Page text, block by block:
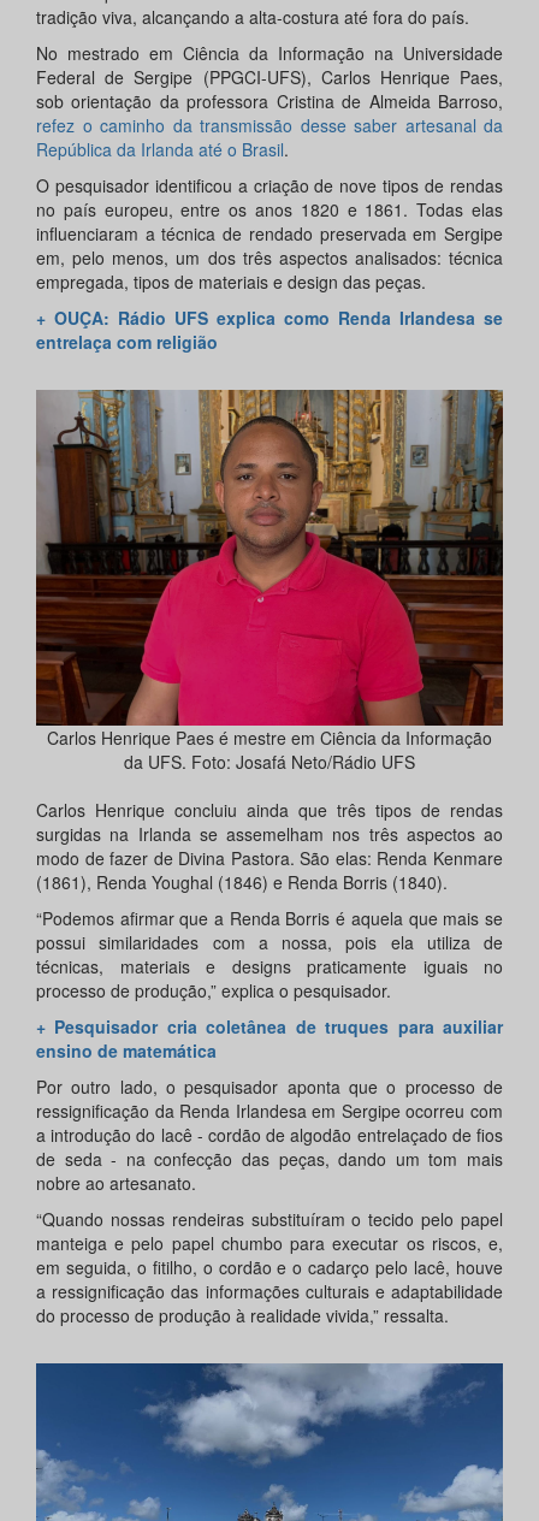
tradição viva, alcançando a alta-costura até fora do país.
No mestrado em Ciência da Informação na Universidade
Federal de Sergipe (PPGCI-UFS), Carlos Henrique Paes,
sob orientação da professora Cristina de Almeida Barroso,
refez o caminho da transmissão desse saber artesanal da
República da Irlanda até o Brasil.
O pesquisador identificou a criação de nove tipos de rendas
no país europeu, entre os anos 1820 e 1861. Todas elas
influenciaram a técnica de rendado preservada em Sergipe
em, pelo menos, um dos três aspectos analisados: técnica
empregada, tipos de materiais e design das peças.
+ OUÇA: Rádio UFS explica como Renda Irlandesa se
entrelaça com religião
Carlos Henrique Paes é mestre em Ciência da Informação
da UFS. Foto: Josafá Neto/Rádio UFS
Carlos Henrique concluiu ainda que três tipos de rendas
surgidas na Irlanda se assemelham nos três aspectos ao
modo de fazer de Divina Pastora. São elas: Renda Kenmare
(1861), Renda Youghal (1846) e Renda Borris (1840).
“Podemos afirmar que a Renda Borris é aquela que mais se
possui similaridades com a nossa, pois ela utiliza de
técnicas, materiais e designs praticamente iguais no
processo de produção,” explica o pesquisador.
+ Pesquisador cria coletânea de truques para auxiliar
ensino de matemática
Por outro lado, o pesquisador aponta que o processo de
ressignificação da Renda Irlandesa em Sergipe ocorreu com
a introdução do lacê - cordão de algodão entrelaçado de fios
de seda - na confecção das peças, dando um tom mais
nobre ao artesanato.
“Quando nossas rendeiras substituíram o tecido pelo papel
manteiga e pelo papel chumbo para executar os riscos, e,
em seguida, o fitilho, o cordão e o cadarço pelo lacê, houve
a ressignificação das informações culturais e adaptabilidade
do processo de produção à realidade vivida,” ressalta.